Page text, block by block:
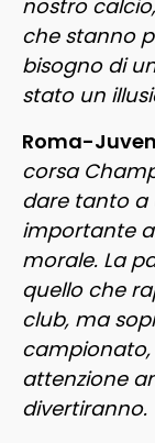
nostro
che stanno
bisogno di
stato un
Roma-
corsa
dare tanto a
importante
morale. La
quello che
club, ma
campionato,
attenzione
divertiranno.